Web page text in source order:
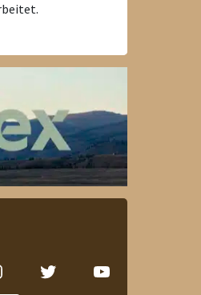
TwitterYouTube